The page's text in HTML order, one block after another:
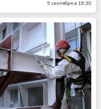
5 сентября в 16:30